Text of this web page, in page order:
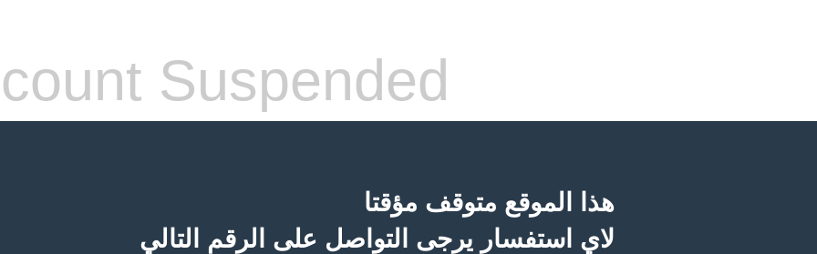
Suspended
هذا الموقع متوقف مؤقتا
لاي استفسار يرجى التواصل على الرقم التالي